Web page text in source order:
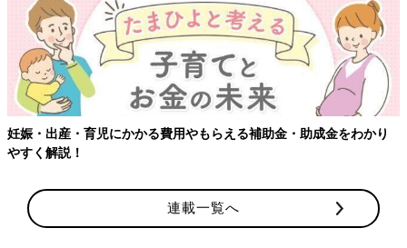
妊娠・出産・育児にかかる費用やもらえる補助金・助成金をわかり
やすく解説！
連載一覧へ